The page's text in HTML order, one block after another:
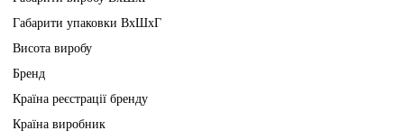
Габарити упаковки ВхШхГ
Висота виробу
Бренд
Країна реєстрації бренду
Країна виробник